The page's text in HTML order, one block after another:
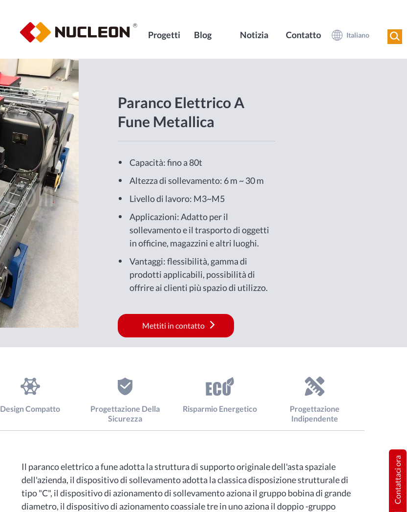
Progetti Blog Notizia Contatto Italiano
Paranco Elettrico A
Fune Metallica
Capacità: fino a 80t
Altezza di sollevamento: 6 m ~ 30 m
Livello di lavoro: M3~M5
Applicazioni: Adatto per il
sollevamento e il trasporto di oggetti
in officine, magazzini e altri luoghi.
Vantaggi: flessibilità, gamma di
prodotti applicabili, possibilità di
offrire ai clienti più spazio di utilizzo.
Mettiti in contatto
Design Compatto
Progettazione Della
Sicurezza
Risparmio Energetico
Progettazione
Indipendente
Il paranco elettrico a fune adotta la struttura di supporto originale dell'asta spaziale
dell'azienda, il dispositivo di sollevamento adotta la classica disposizione strutturale di
tipo "C", il dispositivo di azionamento di sollevamento aziona il gruppo bobina di grande
diametro, il dispositivo di azionamento coassiale tre in uno aziona il doppio -gruppo
Contattaci ora